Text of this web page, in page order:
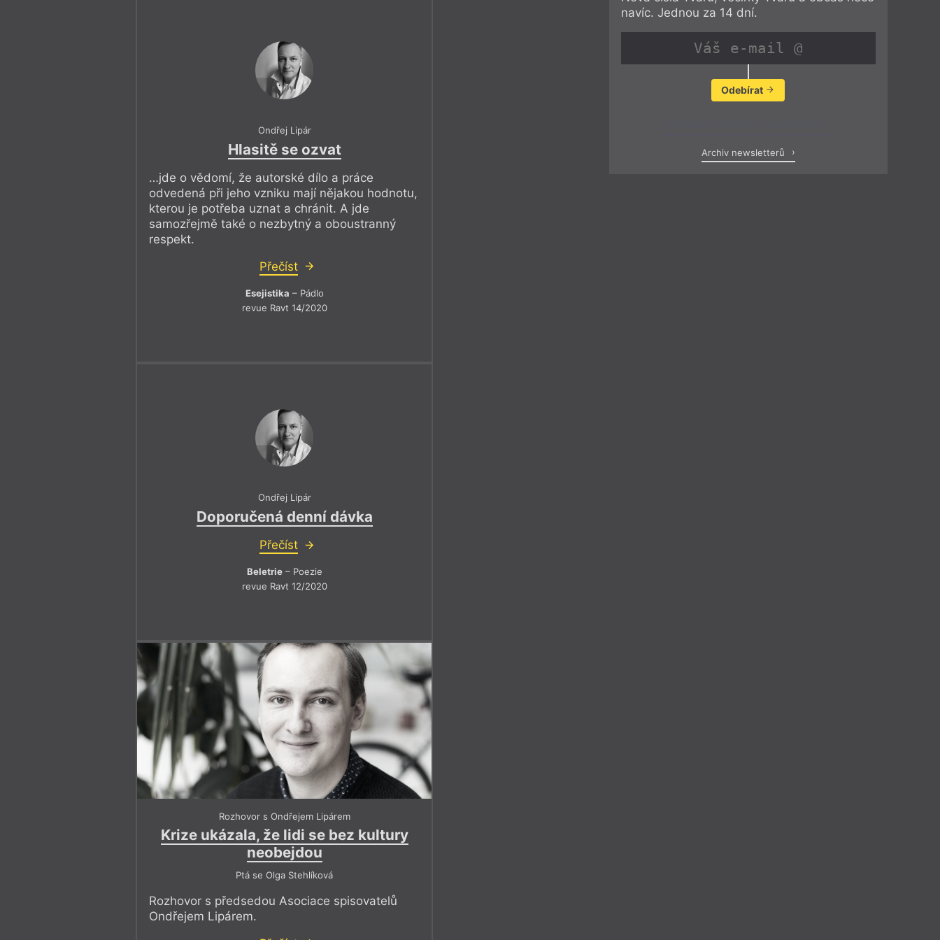
Ondřej Lipár
Hlasitě se ozvat
…jde o vědomí, že autorské dílo a práce
odvedená při jeho vzniku mají nějakou hodnotu,
kterou je potřeba uznat a chránit. A jde
samozřejmě také o nezbytný a oboustranný
respekt.
Přečíst
Esejistika – Pádlo
revue Ravt 14/2020
Ondřej Lipár
Doporučená denní dávka
Přečíst
Beletrie– Poezie
revue Ravt 12/2020
Rozhovor s Ondřejem Lipárem
Krize ukázala, že lidi se bez kultury
neobejdou
Ptá se Olga Stehlíková
Rozhovor s předsedou Asociace spisovatelů
Ondřejem Lipárem.
navíc. Jednou za 14 dní.
Odebírat
Archiv newsletterů